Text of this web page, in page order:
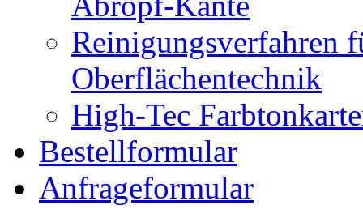
Abropf-Kante
Reinigungsverfahren
Oberflächentechnik
High-Tec
Bestellformular
Anfrageformular